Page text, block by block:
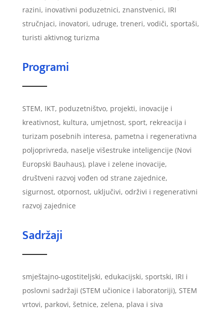
razini, inovativni poduzetnici, znanstvenici, IRI
stručnjaci, inovatori, udruge, treneri, vodiči, sportaši,
turisti aktivnog turizma
Programi
STEM, IKT, poduzetništvo, projekti, inovacije i
kreativnost, kultura, umjetnost, sport, rekreacija i
turizam posebnih interesa, pametna i regenerativna
poljoprivreda, naselje višestruke inteligencije (Novi
Europski Bauhaus), plave i zelene inovacije,
društveni razvoj vođen od strane zajednice,
sigurnost, otpornost, uključivi, održivi i regenerativni
razvoj zajednice
Sadržaji
smještajno-ugostiteljski, edukacijski, sportski, IRI i
poslovni sadržaji (STEM učionice i laboratoriji), STEM
vrtovi, parkovi, šetnice, zelena, plava i siva